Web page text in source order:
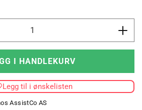
Øk
I HANDLEKURV
Legg til i ønskelisten
AssistCo AS